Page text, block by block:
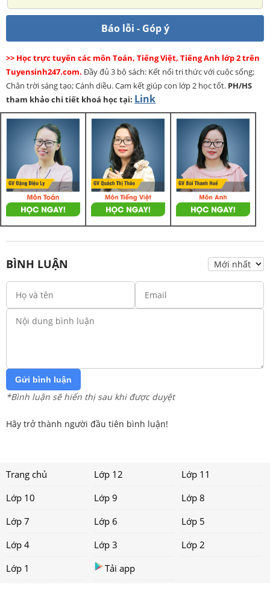
Báo lỗi - Góp ý
>> Học trực tuyến các môn Toán, Tiếng Việt, Tiếng Anh lớp 2 trên
Tuyensinh247.com. Đầy đủ 3 bộ sách: Kết nối tri thức với cuộc sống;
Chân trời sáng tạo; Cánh diều. Cam kết giúp con lớp 2 học tốt. PH/HS
tham khảo chi tiết khoá học tại: Link
BÌNH LUẬN
Gửi bình luận
*Bình luận sẽ hiển thị sau khi được duyệt
Hãy trở thành người đầu tiên bình luận!
Trang chủ Lớp 12
Lớp 11
Lớp 10
Lớp 9
Lớp 8
Lớp 7
Lớp 6
Lớp 5
Lớp 4
Lớp 3
Lớp 2
Lớp 1
Tải app